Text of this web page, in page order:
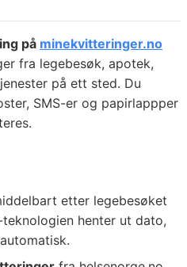
på minekvitteringer.no
fra legebesøk, apotek,
på ett sted. Du
SMS-er og papirlappper
etter legebesøket
henter ut dato,